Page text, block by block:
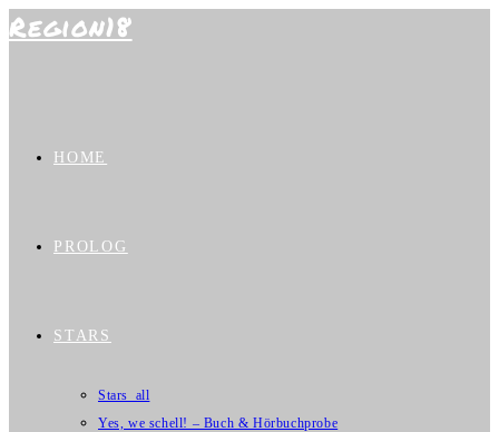
Zum
Region18
HOME
PROLOG
STARS
Stars_all
Yes, we schell! – Buch & Hörbuchprobe